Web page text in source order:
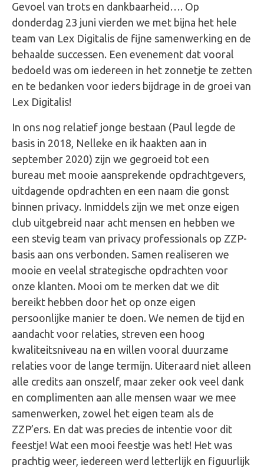
Gevoel van trots en dankbaarheid…. Op
donderdag 23 juni vierden we met bijna het hele
team van Lex Digitalis de fijne samenwerking en de
behaalde successen. Een evenement dat vooral
bedoeld was om iedereen in het zonnetje te zetten
en te bedanken voor ieders bijdrage in de groei van
Lex Digitalis!
In ons nog relatief jonge bestaan (Paul legde de
basis in 2018, Nelleke en ik haakten aan in
september 2020) zijn we gegroeid tot een
bureau met mooie aansprekende opdrachtgevers,
uitdagende opdrachten en een naam die gonst
binnen privacy. Inmiddels zijn we met onze eigen
club uitgebreid naar acht mensen en hebben we
een stevig team van privacy professionals op ZZP-
basis aan ons verbonden. Samen realiseren we
mooie en veelal strategische opdrachten voor
onze klanten. Mooi om te merken dat we dit
bereikt hebben door het op onze eigen
persoonlijke manier te doen. We nemen de tijd en
aandacht voor relaties, streven een hoog
kwaliteitsniveau na en willen vooral duurzame
relaties voor de lange termijn. Uiteraard niet alleen
alle credits aan onszelf, maar zeker ook veel dank
en complimenten aan alle mensen waar we mee
samenwerken, zowel het eigen team als de
ZZP’ers. En dat was precies de intentie voor dit
feestje! Wat een mooi feestje was het! Het was
prachtig weer, iedereen werd letterlijk en figuurlijk